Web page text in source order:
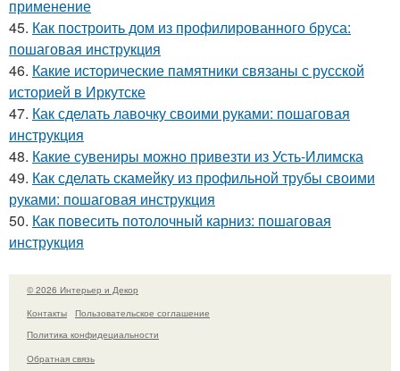
применение
45. Как построить дом из профилированного бруса:
пошаговая инструкция
46. Какие исторические памятники связаны с русской
историей в Иркутске
47. Как сделать лавочку своими руками: пошаговая
инструкция
48. Какие сувениры можно привезти из Усть-Илимска
49. Как сделать скамейку из профильной трубы своими
руками: пошаговая инструкция
50. Как повесить потолочный карниз: пошаговая
инструкция
© 2026 Интерьер и Декор
Контакты
Пользовательское соглашение
Политика конфидециальности
Обратная связь